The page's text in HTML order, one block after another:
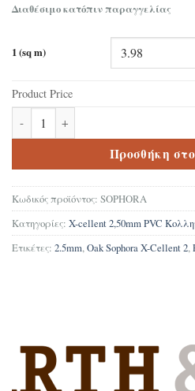
Διαθέσιμο κατόπιν παραγγελίας
1 (sq m)
Product Price
Βινυλικό δάπεδο PVC Oak
Προσθήκη
Κωδικός προϊόντος: SOPHORA
Κατηγορίες: X-cellent 2,50mm PVC
Ετικέτες: 2.5mm, Oak Sophora X-Cellent 2,